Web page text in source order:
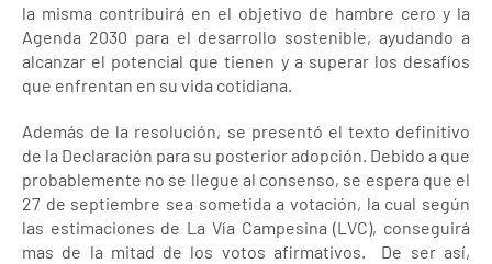
la misma contribuirá en el objetivo de hambre cero y la
Agenda 2030 para el desarrollo sostenible, ayudando a
alcanzar el potencial que tienen y a superar los desafíos
que enfrentan en su vida cotidiana.
Además de la resolución, se presentó el texto definitivo
de la Declaración para su posterior adopción. Debido a que
probablemente no se llegue al consenso, se espera que el
27 de septiembre sea sometida a votación, la cual según
las estimaciones de La Vía Campesina (LVC), conseguirá
mas de la mitad de los votos afirmativos. De ser así,